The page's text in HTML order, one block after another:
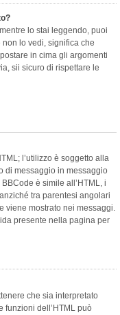
lo stai leggendo, puoi
lo vedi, significa che
in cima gli argomenti
sii sicuro di rispettare le
l’utilizzo è soggetto alla
di messaggio in messaggio
è simile all’HTML, i
tra parentesi angolari
viene mostrato nei messaggi.
presente nella pagina per
che sia interpretato
funzioni dell’HTML può